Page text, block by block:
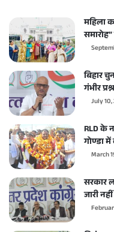
महिला
बिहार
गंभीर
July
RLD के
गोण्डा
March
सरकार
जारी